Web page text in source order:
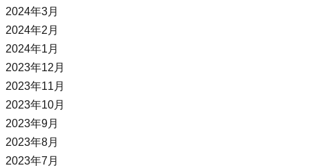
2024年3月
2024年2月
2024年1月
2023年12月
2023年11月
2023年10月
2023年9月
2023年8月
2023年7月